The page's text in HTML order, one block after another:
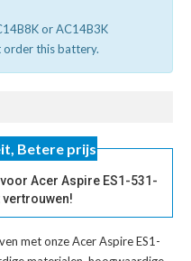
or AC14B3K
order this battery.
Betere prijs
Acer Aspire ES1-531-
vertrouwen!
met onzeAcer Aspire ES1-